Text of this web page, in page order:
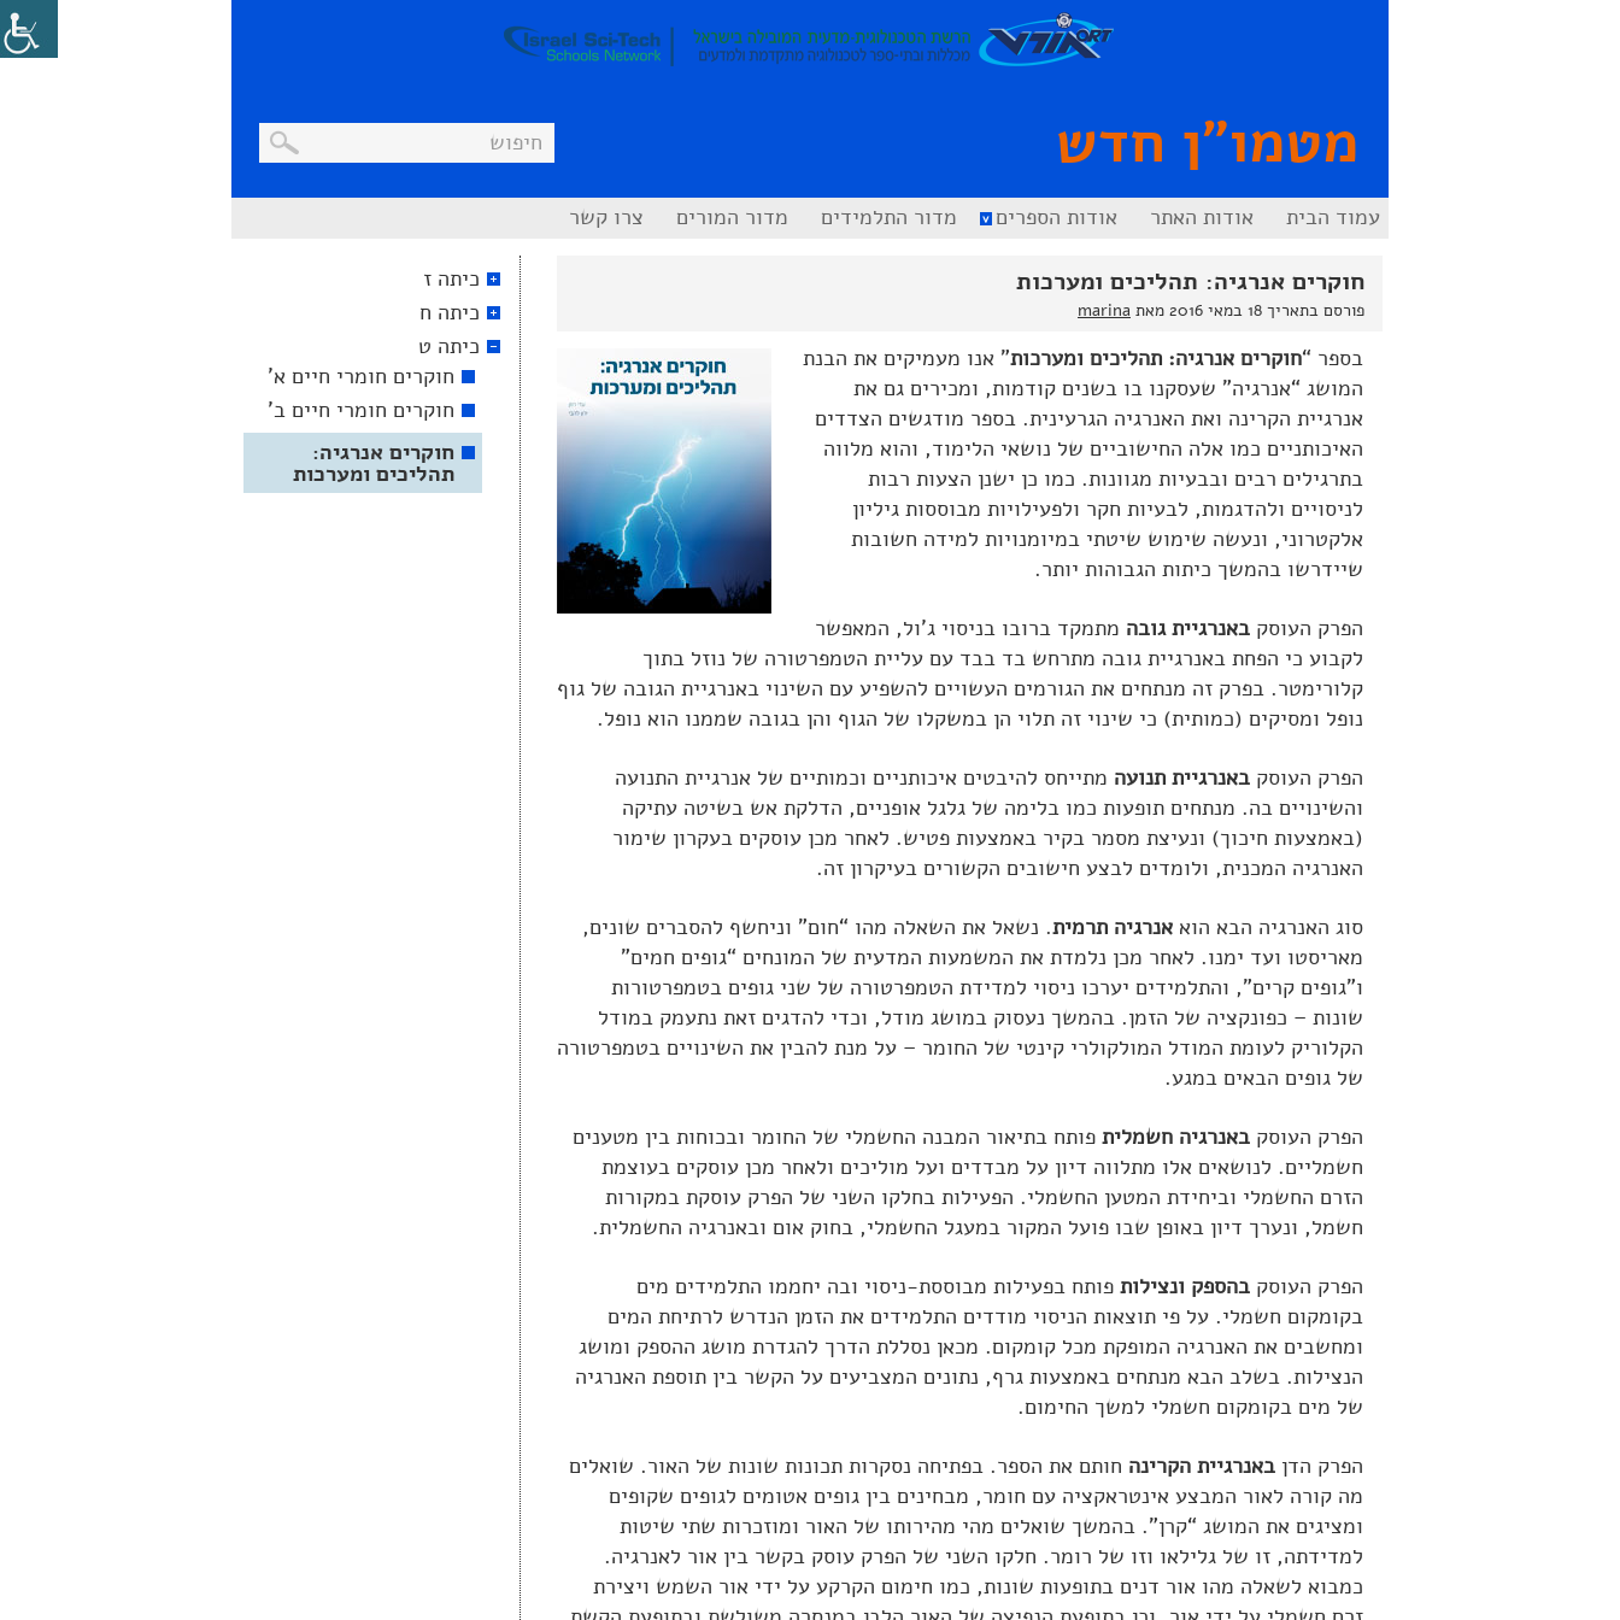
מטמו"ן חדש
עמוד הבית אודות האתר אודות הספרים מדור התלמידים מדור המורים צרו קשר
חוקרים אנרגיה: תהליכים ומערכות
פורסם בתאריך 18 במאי 2016 מאת marina
בספר “חוקרים אנרגיה: תהליכים ומערכות” אנו מעמיקים את הבנת
המושג “אנרגיה” שעסקנו בו בשנים קודמות, ומכירים גם את
אנרגיית הקרינה ואת האנרגיה הגרעינית. בספר מודגשים הצדדים
האיכותניים כמו אלה החישוביים של נושאי הלימוד, והוא מלווה
בתרגילים רבים ובבעיות מגוונות. כמו כן ישנן הצעות רבות
לניסויים ולהדגמות, לבעיות חקר ולפעילויות מבוססות גיליון
אלקטרוני, ונעשה שימוש שיטתי במיומנויות למידה חשובות
שיידרשו בהמשך כיתות הגבוהות יותר.
הפרק העוסק באנרגיית גובה מתמקד ברובו בניסוי ג'ול, המאפשר
לקבוע כי הפחת באנרגיית גובה מתרחש בד בבד עם עליית הטמפרטורה של נוזל בתוך
קלורימטר. בפרק זה מנתחים את הגורמים העשויים להשפיע עם השינוי באנרגיית הגובה של גוף
נופל ומסיקים (כמותית) כי שינוי זה תלוי הן במשקלו של הגוף והן בגובה שממנו הוא נופל.
הפרק העוסק באנרגיית תנועה מתייחס להיבטים איכותניים וכמותיים של אנרגיית התנועה
והשינויים בה. מנתחים תופעות כמו בלימה של גלגל אופניים, הדלקת אש בשיטה עתיקה
(באמצעות חיכוך) ונעיצת מסמר בקיר באמצעות פטיש. לאחר מכן עוסקים בעקרון שימור
האנרגיה המכנית, ולומדים לבצע חישובים הקשורים בעיקרון זה.
סוג האנרגיה הבא הוא אנרגיה תרמית. נשאל את השאלה מהו “חום” וניחשף להסברים שונים,
מאריסטו ועד ימנו. לאחר מכן נלמדת את המשמעות המדעית של המונחים “גופים חמים”
ו”גופים קרים”, והתלמידים יערכו ניסוי למדידת הטמפרטורה של שני גופים בטמפרטורות
שונות – כפונקציה של הזמן. בהמשך נעסוק במושג מודל, וכדי להדגים זאת נתעמק במודל
הקלוריק לעומת המודל המולקולרי קינטי של החומר – על מנת להבין את השינויים בטמפרטורה
של גופים הבאים במגע.
הפרק העוסק באנרגיה חשמלית פותח בתיאור המבנה החשמלי של החומר ובכוחות בין מטענים
חשמליים. לנושאים אלו מתלווה דיון על מבדדים ועל מוליכים ולאחר מכן עוסקים בעוצמת
הזרם החשמלי וביחידת המטען החשמלי. הפעילות בחלקו השני של הפרק עוסקת במקורות
חשמל, ונערך דיון באופן שבו פועל המקור במעגל החשמלי, בחוק אום ובאנרגיה החשמלית.
הפרק העוסק בהספק ונצילות פותח בפעילות מבוססת-ניסוי ובה יחממו התלמידים מים
בקומקום חשמלי. על פי תוצאות הניסוי מודדים התלמידים את הזמן הנדרש לרתיחת המים
ומחשבים את האנרגיה המופקת מכל קומקום. מכאן נסללת הדרך להגדרת מושג ההספק ומושג
הנצילות. בשלב הבא מנתחים באמצעות גרף, נתונים המצביעים על הקשר בין תוספת האנרגיה
של מים בקומקום חשמלי למשך החימום.
הפרק הדן באנרגיית הקרינה חותם את הספר. בפתיחה נסקרות תכונות שונות של האור. שואלים
מה קורה לאור המבצע אינטראקציה עם חומר, מבחינים בין גופים אטומים לגופים שקופים
ומציגים את המושג “קרן”. בהמשך שואלים מהי מהירותו של האור ומוזכרות שתי שיטות
למדידתה, זו של גלילאו וזו של רומר. חלקו השני של הפרק עוסק בקשר בין אור לאנרגיה.
כמבוא לשאלה מהו אור דנים בתופעות שונות, כמו חימום הקרקע על ידי אור השמש ויצירת
כיתה ז
כיתה ח
כיתה ט
חוקרים חומרי חיים א'
חוקרים חומרי חיים ב'
חוקרים אנרגיה:
תהליכים ומערכות